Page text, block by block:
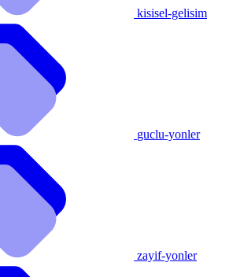
kisisel-gelisim
guclu-yonler
zayif-yonler